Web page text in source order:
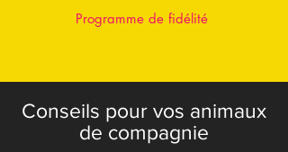
Programme de fidélité
Conseils pour vos animaux
de compagnie